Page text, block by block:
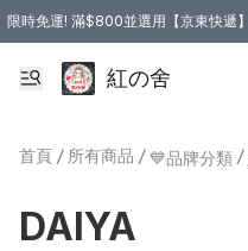
限時免運! 滿$800並選用【京東快遞】
紅の舍
首頁 / 所有商品 / 💙品牌分類 /
DAIYA